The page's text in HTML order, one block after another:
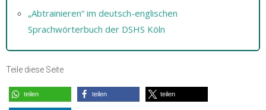
„Abtrainieren“ im deutsch-englischen
Sprachwörterbuch der DSHS Köln
Teile diese Seite
teilen teilen teilen